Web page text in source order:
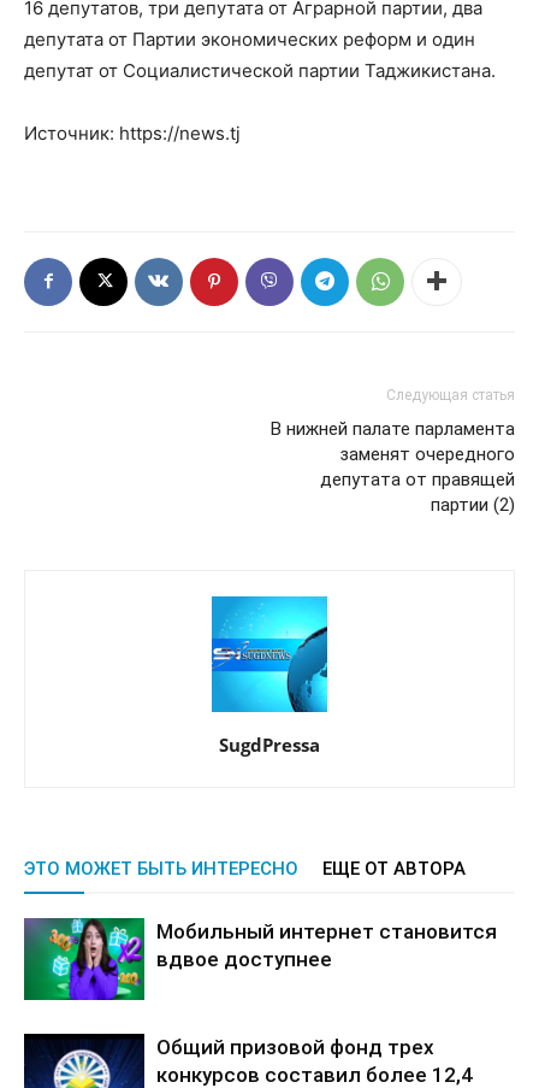
16 депутатов, три депутата от Аграрной партии, два
депутата от Партии экономических реформ и один
депутат от Социалистической партии Таджикистана.
Источник: https://news.tj
Следующая статья
В нижней палате парламента
заменят очередного
депутата от правящей
партии (2)
SugdPressa
ЭТО МОЖЕТ БЫТЬ ИНТЕРЕСНО ЕЩЕ ОТ АВТОРА
Мобильный интернет становится
вдвое доступнее
Общий призовой фонд трех
конкурсов составил более 12,4